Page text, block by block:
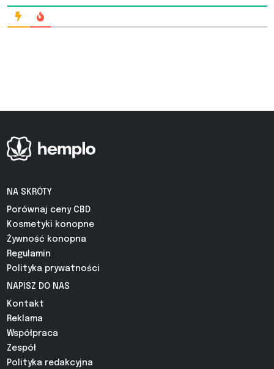
NA SKRÓTY
Porównaj ceny CBD
Kosmetyki konopne
Żywność konopna
Regulamin
Polityka prywatności
NAPISZ DO NAS
Kontakt
Reklama
Współpraca
Zespół
Polityka redakcyjna